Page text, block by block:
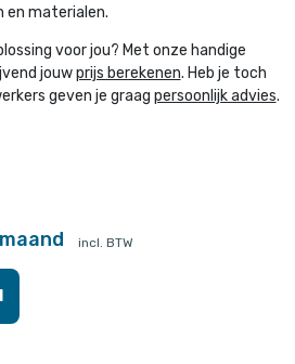
en materialen.
voor jou? Met onze handige
jouwprijs berekenen. Heb je toch
geven je graag persoonlijk advies.
incl. BTW